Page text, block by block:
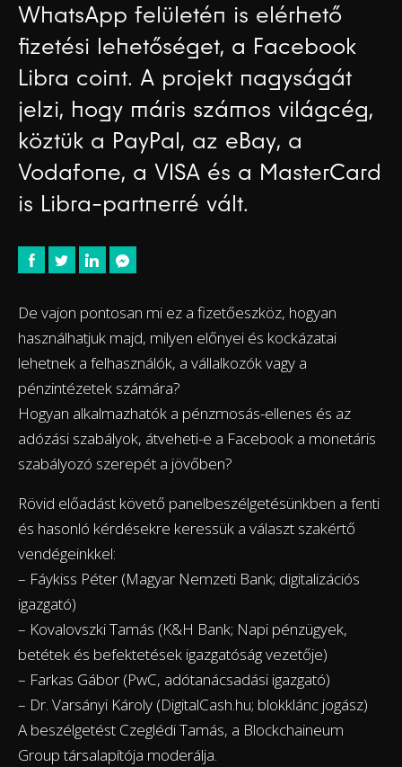
WhatsApp felületén is elérhető
fizetési lehetőséget, a Facebook
Libra coint. A projekt nagyságát
jelzi, hogy máris számos világcég,
köztük a PayPal, az eBay, a
Vodafone, a VISA és a MasterCard
is Libra-partnerré vált.
De vajon pontosan mi ez a fizetőeszköz, hogyan
használhatjuk majd, milyen előnyei és kockázatai
lehetnek a felhasználók, a vállalkozók vagy a
pénzintézetek számára?
Hogyan alkalmazhatók a pénzmosás-ellenes és az
adózási szabályok, átveheti-e a Facebook a monetáris
szabályozó szerepét a jövőben?
Rövid előadást követő panelbeszélgetésünkben a fenti
és hasonló kérdésekre keressük a választ szakértő
vendégeinkkel:
– Fáykiss Péter (Magyar Nemzeti Bank; digitalizációs
igazgató)
– Kovalovszki Tamás (K&H Bank; Napi pénzügyek,
betétek és befektetések igazgatóság vezetője)
– Farkas Gábor (PwC, adótanácsadási igazgató)
– Dr. Varsányi Károly (DigitalCash.hu; blokklánc jogász)
A beszélgetést Czeglédi Tamás, a Blockchaineum
Group társalapítója moderálja.